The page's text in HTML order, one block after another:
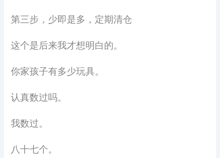
第三步，少即是多，定期清仓
这个是后来我才想明白的。
你家孩子有多少玩具。
认真数过吗。
我数过。
八十七个。